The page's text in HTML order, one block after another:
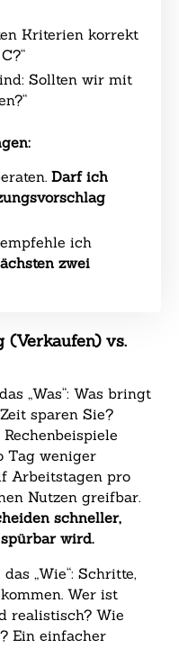
Kriterien korrekt
Sollten wir mit
Darf ich
ich
zwei
(Verkaufen) vs.
„Was“: Was bringt
sparen Sie?
Tag weniger
Arbeitstagen pro
Nutzen greifbar.
schneller,
wird.
„Wie“: Schritte,
Wer ist
realistisch? Wie
Ein einfacher